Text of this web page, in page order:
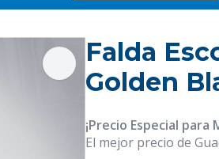
Falda
Golden
¡Precio Especial para
El mejor precio de